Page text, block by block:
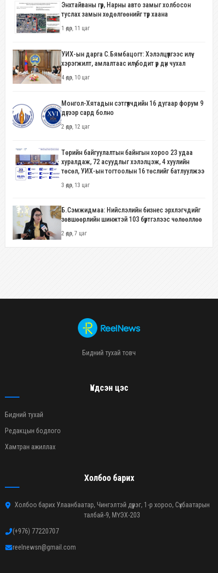
Энхтайваны гүүр, Нарны авто замыг холбосон
туслах замын хөдөлгөөнийг түр хаана
1 өдөр, 11 цаг
УИХ-ын дарга С.Бямбацогт: Хэлэлцүүлгээс илүү
хэрэгжилт, амлалтаас илүү бодит үр дүн чухал
4 өдөр, 10 цаг
Монгол-Хятадын сэтгүүлчдийн 16 дугаар форум 9
дүгээр сард болно
2 өдөр, 12 цаг
Төрийн байгуулалтын байнгын хороо 23 удаа
хуралдаж, 72 асуудлыг хэлэлцэж, 4 хуулийн
төсөл, УИХ-ын тогтоолын 16 төслийг батлуулжээ
3 өдөр, 13 цаг
Б.Сэмжидмаа: Нийслэлийн бизнес эрхлэгчдийг
зөвшөөрлийн шинжтэй 103 бүртгэлээс чөлөөллөө
2 өдөр, 7 цаг
Бидний тухай товч
Үндсэн цэс
Бидний тухай
Редакцын бодлого
Хамтран ажиллах
Холбоо барих
Холбоо барих Улаанбаатар, Чингэлтэй дүүрэг, 1-р хороо, Сүхбаатарын
талбай-9, МҮЭХ-203
(+976) 77220707
reelnewsn@gmail.com